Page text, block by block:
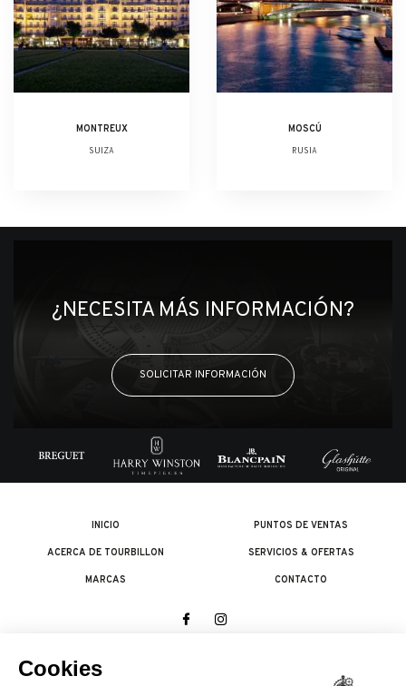
MONTREUX
SUIZA
MOSCÚ
RUSIA
¿NECESITA MÁS INFORMACIÓN?
SOLICITAR INFORMACIÓN
INICIO
ACERCA DE TOURBILLON
MARCAS
PUNTOS DE VENTAS
SERVICIOS & OFERTAS
CONTACTO